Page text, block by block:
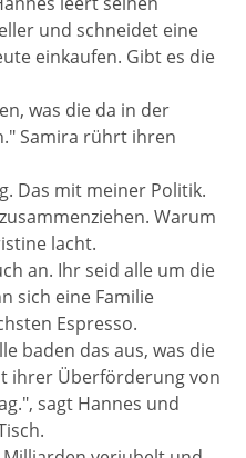
und schneidet eine
einkaufen. Gibt es die
was die da in der
Samira rührt ihren
Das mit meiner Politik.
Warum
lacht.
an. Ihr seid alle um die
sich eine Familie
Espresso.
baden das aus, was die
ihrer Überförderung von
sagt Hannes und